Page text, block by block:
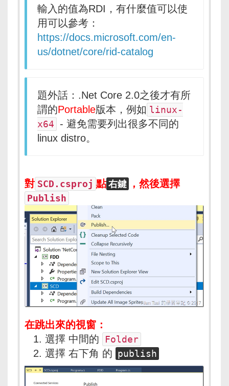
輸入的值為RDI，有什麼值可以使
用可以參考：
https://docs.microsoft.com/en-
us/dotnet/core/rid-catalog
題外話：.Net Core 2.0之後才有所
謂的Portable版本，例如 linux-
x64
- 避免需要列出很多不同的
linux distro。
對 SCD.csproj 點右鍵 ，然後選擇
Publish
在跳出來的視窗：
選擇 中間的
Folder
選擇 右下角 的 publish